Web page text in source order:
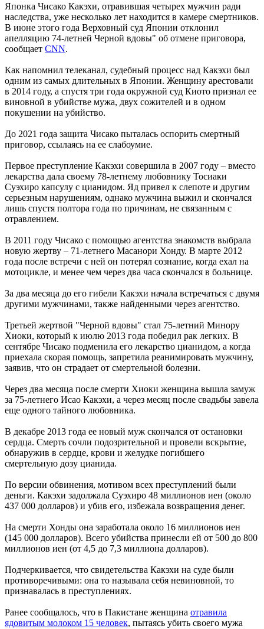
Японка Чисако Какэхи, отравившая четырех мужчин ради
наследства, уже несколько лет находится в камере смертников.
В июне этого года Верховный суд Японии отклонил
апелляцию 74-летней Черной вдовы" об отмене приговора,
сообщает CNN.
Как напомнил телеканал, судебный процесс над Какэхи был
одним из самых длительных в Японии. Женщину арестовали
в 2014 году, а спустя три года окружной суд Киото признал ее
виновной в убийстве мужа, двух сожителей и в одном
покушении на убийство.
До 2021 года защита Чисако пыталась оспорить смертный
приговор, ссылаясь на ее слабоумие.
Первое преступление Какэхи совершила в 2007 году – вместо
лекарства дала своему 78-летнему любовнику Тосиаки
Суэхиро капсулу с цианидом. Яд привел к слепоте и другим
серьезным нарушениям, однако мужчина выжил и скончался
лишь спустя полтора года по причинам, не связанным с
отравлением.
В 2011 году Чисако с помощью агентства знакомств выбрала
новую жертву – 71-летнего Масанори Хонду. В марте 2012
года после встречи с ней он потерял сознание, когда ехал на
мотоцикле, и менее чем через два часа скончался в больнице.
За два месяца до его гибели Какэхи начала встречаться с двумя
другими мужчинами, также найденными через агентство.
Третьей жертвой "Черной вдовы" стал 75-летний Минору
Хиоки, который к июлю 2013 года победил рак легких. В
сентябре Чисако подменила его лекарство цианидом, а когда
приехала скорая помощь, запретила реанимировать мужчину,
заявив, что он страдает от смертельной болезни.
Через два месяца после смерти Хиоки женщина вышла замуж
за 75-летнего Исао Какэхи, а через месяц после свадьбы завела
еще одного тайного любовника.
В декабре 2013 года ее новый муж скончался от остановки
сердца. Смерть сочли подозрительной и провели вскрытие,
обнаружив в сердце, крови и желудке погибшего
смертельную дозу цианида.
По версии обвинения, мотивом всех преступлений были
деньги. Какэхи задолжала Суэхиро 48 миллионов иен (около
437 000 долларов) и убив его, избежала возвращения денег.
На смерти Хонды она заработала около 16 миллионов иен
(145 000 долларов). Всего убийства принесли ей от 500 до 800
миллионов иен (от 4,5 до 7,3 миллиона долларов).
Подчеркивается, что свидетельства Какэхи на суде были
противоречивыми: она то называла себя невиновной, то
признавалась в преступлениях.
Ранее сообщалось, что в Пакистане женщина отравила
ядовитым молоком 15 человек, пытаясь убить своего мужа